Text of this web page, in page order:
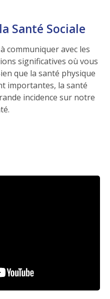
Santé Sociale
communiquer avec les
significatives où vous
que la santé physique
importantes, la santé
incidence sur notre